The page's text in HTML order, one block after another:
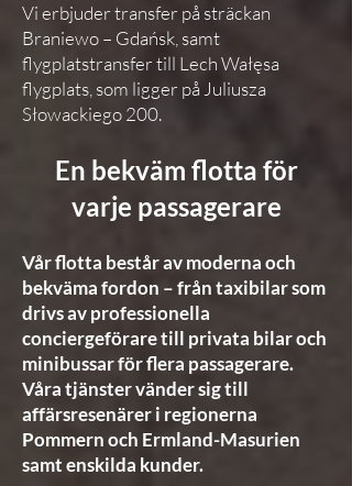
Vi erbjuder transfer på sträckan
Braniewo – Gdańsk, samt
flygplatstransfer till Lech Wałęsa
flygplats, som ligger på Juliusza
Słowackiego 200.
En bekväm flotta för
varje passagerare
Vår flotta består av moderna och
bekväma fordon – från taxibilar som
drivs av professionella
conciergeförare till privata bilar och
minibussar för flera passagerare.
Våra tjänster vänder sig till
affärsresenärer i regionerna
Pommern och Ermland-Masurien
samt enskilda kunder.